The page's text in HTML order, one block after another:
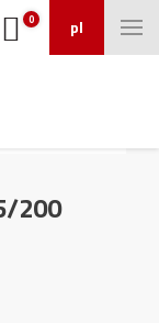
pl
0
200